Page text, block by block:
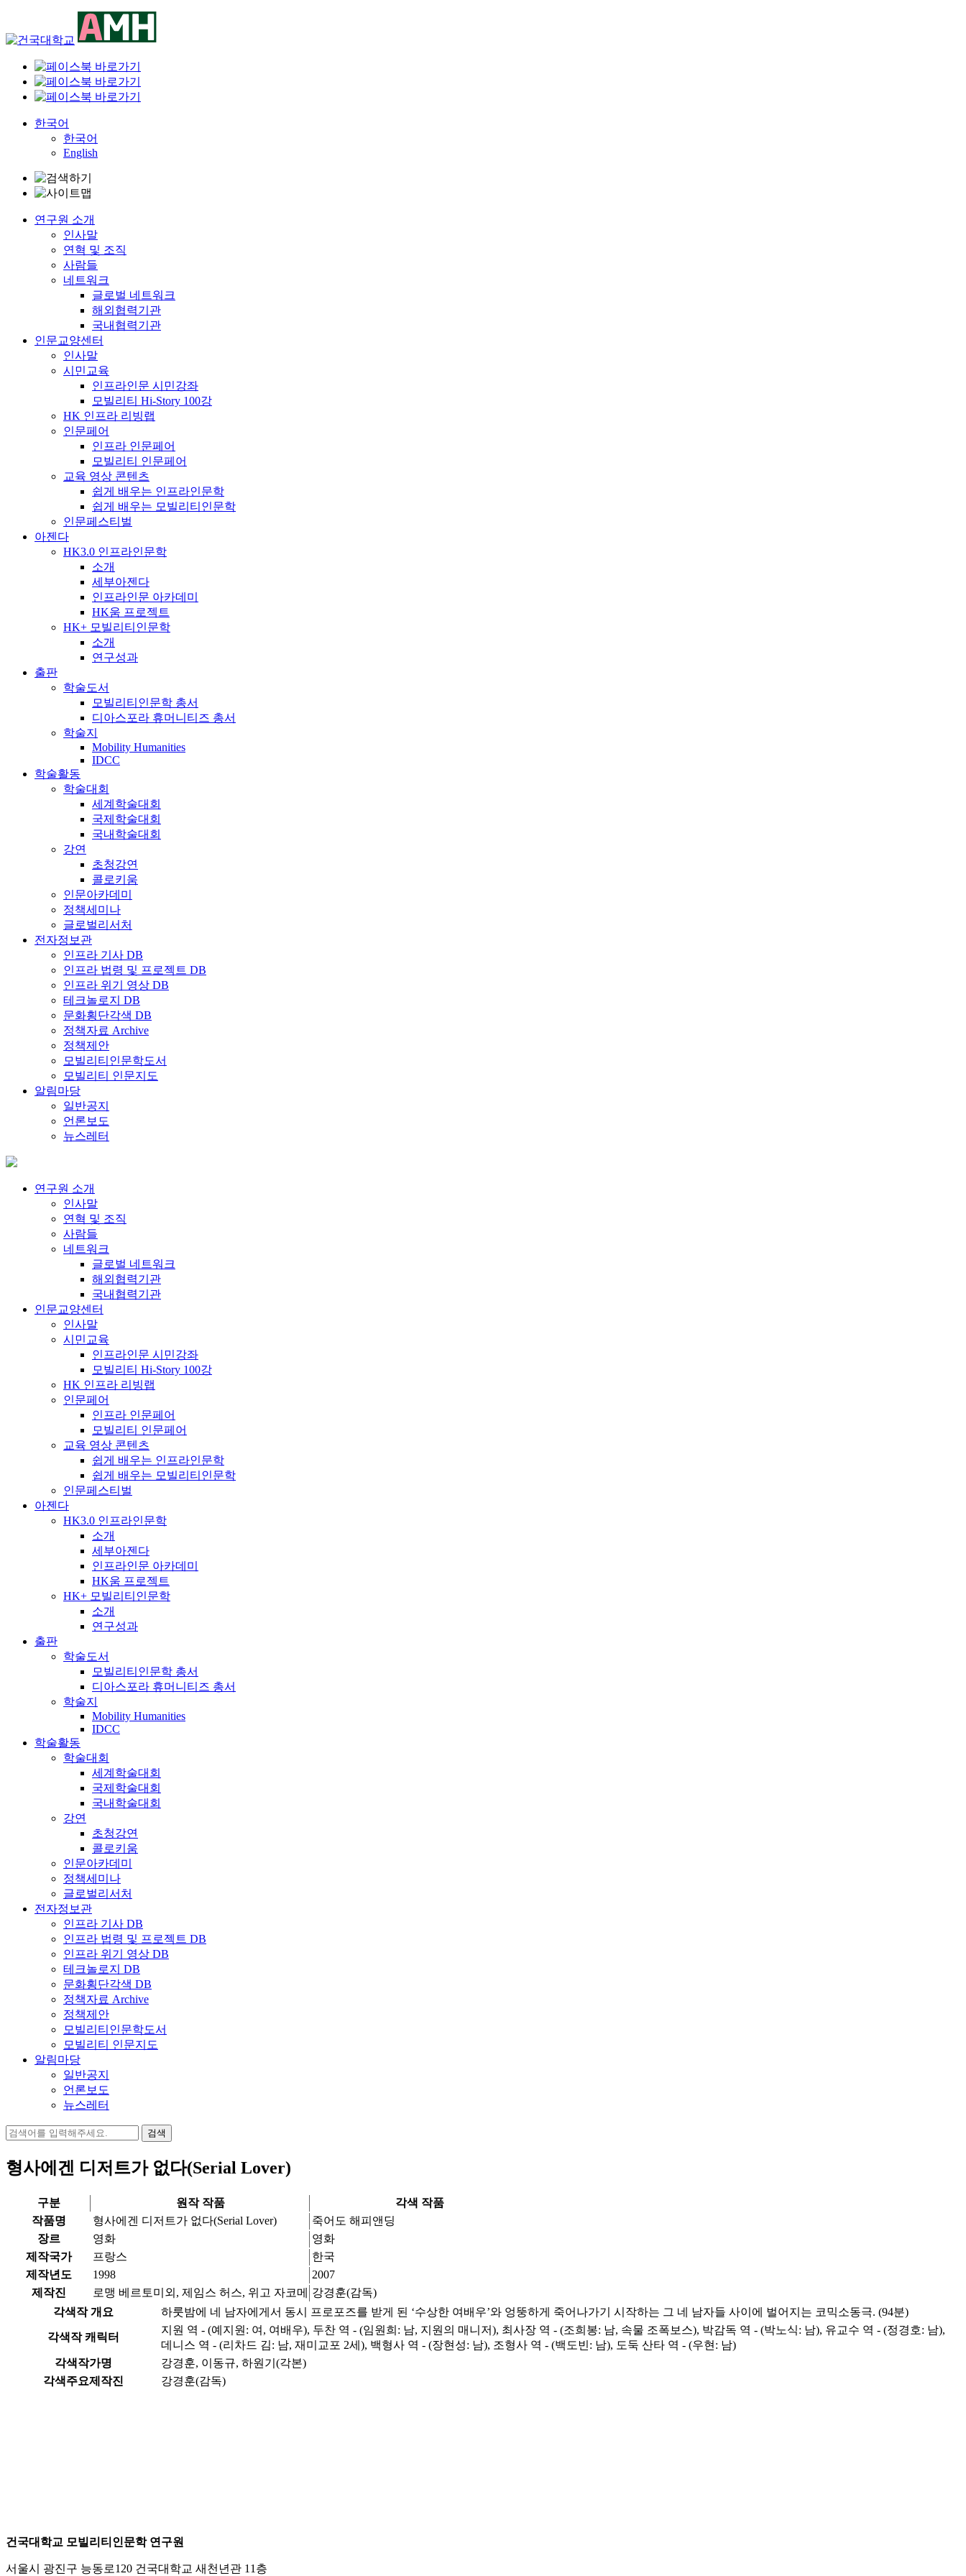
content
한국어
한국어
English
연구원 소개
인사말
연혁 및 조직
사람들
네트워크
글로벌 네트워크
해외협력기관
국내협력기관
인문교양센터
인사말
시민교육
인프라인문 시민강좌
모빌리티 Hi-Story 100강
HK 인프라 리빙랩
인문페어
인프라 인문페어
모빌리티 인문페어
교육 영상 콘텐츠
쉽게 배우는 인프라인문학
쉽게 배우는 모빌리티인문학
인문페스티벌
아젠다
HK3.0 인프라인문학
소개
세부아젠다
인프라인문 아카데미
HK움 프로젝트
HK+ 모빌리티인문학
소개
연구성과
출판
학술도서
모빌리티인문학 총서
디아스포라 휴머니티즈 총서
학술지
Mobility Humanities
IDCC
학술활동
학술대회
세계학술대회
국제학술대회
국내학술대회
강연
초청강연
콜로키움
인문아카데미
정책세미나
글로벌리서처
전자정보관
인프라 기사 DB
인프라 법령 및 프로젝트 DB
인프라 위기 영상 DB
테크놀로지 DB
문화횡단각색 DB
정책자료 Archive
정책제안
모빌리티인문학도서
모빌리티 인문지도
알림마당
일반공지
언론보도
뉴스레터
연구원 소개
인사말
연혁 및 조직
사람들
네트워크
글로벌 네트워크
해외협력기관
국내협력기관
인문교양센터
인사말
시민교육
인프라인문 시민강좌
모빌리티 Hi-Story 100강
HK 인프라 리빙랩
인문페어
인프라 인문페어
모빌리티 인문페어
교육 영상 콘텐츠
쉽게 배우는 인프라인문학
쉽게 배우는 모빌리티인문학
인문페스티벌
아젠다
HK3.0 인프라인문학
소개
세부아젠다
인프라인문 아카데미
HK움 프로젝트
HK+ 모빌리티인문학
소개
연구성과
출판
학술도서
모빌리티인문학 총서
디아스포라 휴머니티즈 총서
학술지
Mobility Humanities
IDCC
학술활동
학술대회
세계학술대회
국제학술대회
국내학술대회
강연
초청강연
콜로키움
인문아카데미
정책세미나
글로벌리서처
전자정보관
인프라 기사 DB
인프라 법령 및 프로젝트 DB
인프라 위기 영상 DB
테크놀로지 DB
문화횡단각색 DB
정책자료 Archive
정책제안
모빌리티인문학도서
모빌리티 인문지도
알림마당
일반공지
언론보도
뉴스레터
검
형사에겐 디저트가 없다(Serial Lover)
구분 원작 작품
각색 작품
작품명
형사에겐 디저트가 없다(Serial Lover)
죽어도 해피앤딩
장르
영화
영화
제작국가
프랑스
한국
제작년도
1998
2007
제작진
로맹 베르토미외, 제임스 허스, 위고 자코메
강경훈(감독)
각색작 개요
하룻밤에 네 남자에게서 동시 프로포즈를 받게 된 ‘수상한 여배우’와 엉뚱하게 죽어나가기 시작하는 그 네 남자들 사이에 벌어지는 코믹소동극. (94분)
각색작 캐릭터
지원 역 - (예지원: 여, 여배우), 두찬 역 - (임원희: 남, 지원의 매니저), 최사장 역 - (조희봉: 남, 속물 조폭보스), 박감독 역 - (박노식: 남), 유교수 역 - (정경호: 남),
데니스 역 - (리차드 김: 남, 재미교포 2세), 백형사 역 - (장현성: 남), 조형사 역 - (백도빈: 남), 도둑 산타 역 - (우현: 남)
각색작가명
강경훈, 이동규, 하원기(각본)
각색주요제작진
강경훈(감독)
건국대학교 모빌리티인문학 연구원
서울시 광진구 능동로120 건국대학교 새천년관 11층